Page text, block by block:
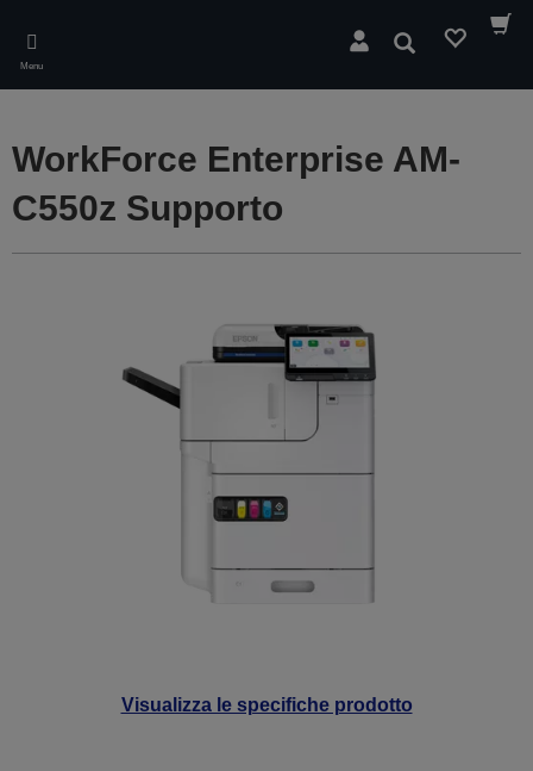
main
content
Menu
Cerca
Visualizza le specifiche prodotto
WorkForce Enterprise AM-
C550z Supporto